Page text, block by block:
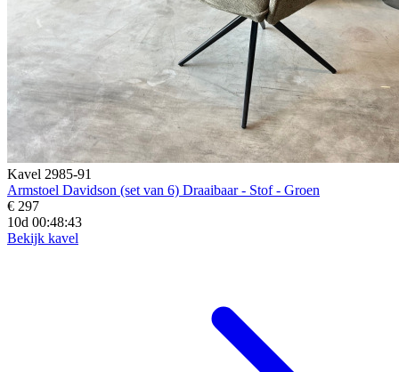
Kavel 2985-91
Armstoel Davidson (set van 6) Draaibaar - Stof - Groen
€ 297
10d 00:48:41
Bekijk kavel